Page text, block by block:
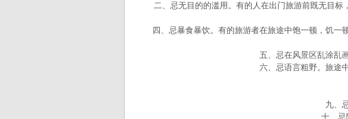
二、忌无目的的滥用。有的人在出门旅游前既无目标
四、忌暴食暴饮。有的旅游者在旅途中饱一顿，饥一
五、忌在风景区乱涂乱画
六、忌语言粗野。旅途中
九、忌
十、忌随